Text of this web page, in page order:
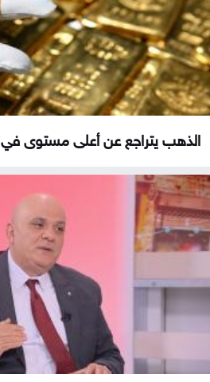
الذهب يتراجع عن أعلى مستوى في 7 أسابيع